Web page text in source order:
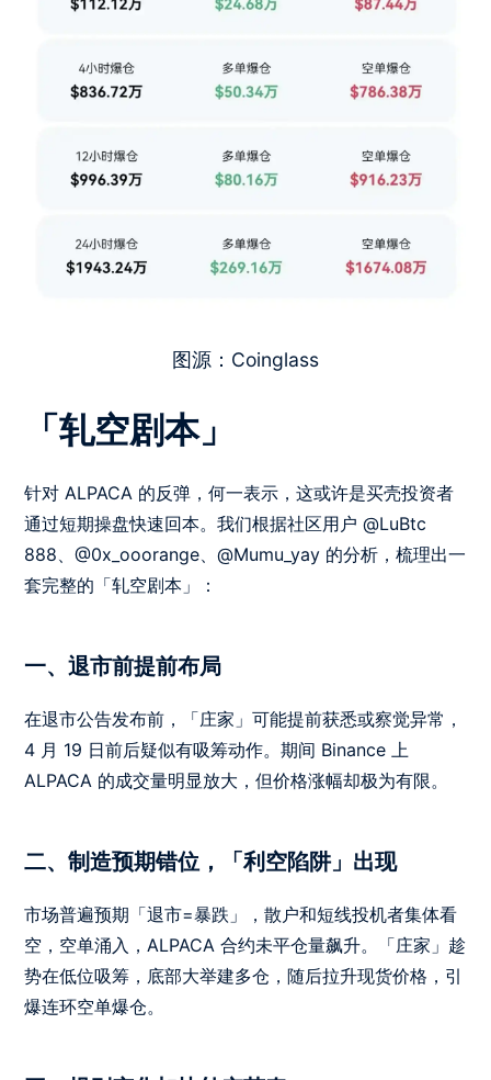
图源：Coinglass
「轧空剧本」
针对 ALPACA 的反弹，何一表示，这或许是买壳投资者
通过短期操盘快速回本。我们根据社区用户 @LuBtc
888、@0x_ooorange、@Mumu_yay 的分析，梳理出一
套完整的「轧空剧本」：
一、退市前提前布局
在退市公告发布前，「庄家」可能提前获悉或察觉异常，
4 月 19 日前后疑似有吸筹动作。期间 Binance 上
ALPACA 的成交量明显放大，但价格涨幅却极为有限。
二、制造预期错位，「利空陷阱」出现
市场普遍预期「退市=暴跌」，散户和短线投机者集体看
空，空单涌入，ALPACA 合约未平仓量飙升。「庄家」趁
势在低位吸筹，底部大举建多仓，随后拉升现货价格，引
爆连环空单爆仓。